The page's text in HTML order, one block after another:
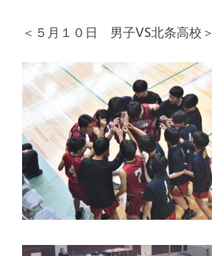
＜５月１０日 男子VS北条高校＞